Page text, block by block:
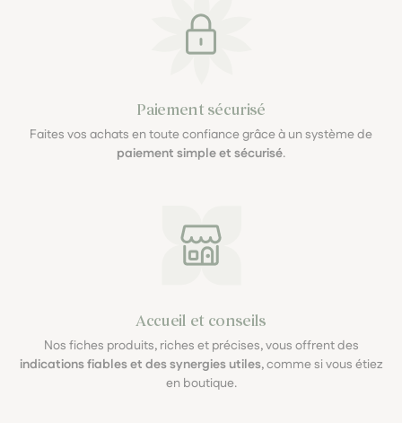
Paiement sécurisé
Faites vos achats en toute confiance grâce à un système de
paiement simple et sécurisé.
Accueil et conseils
Nos fiches produits, riches et précises, vous offrent des
indications fiables et des synergies utiles, comme si vous étiez
en boutique.